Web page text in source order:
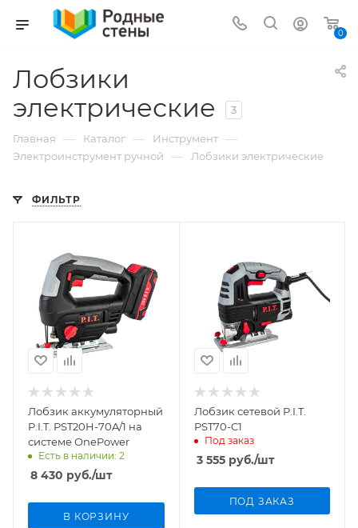
0
Лобзики
электрические
3
Главная — Каталог — Инструмент —
Электроинструмент ручной — Лобзики электрические
ФИЛЬТР
Лобзик аккумуляторный
P.I.T. PST20H-70A/1 на
системе OnePower
Есть в наличии: 2
8 430 руб./шт
В КОРЗИНУ
Лобзик сетевой P.I.T.
PST70-C1
Под заказ
3 555руб./шт
ПОД ЗАКАЗ